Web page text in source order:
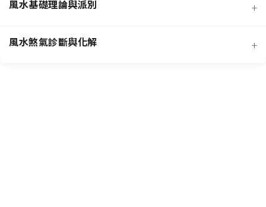
風水基礎理論與派別 +
風水煞氣診斷與化解 +